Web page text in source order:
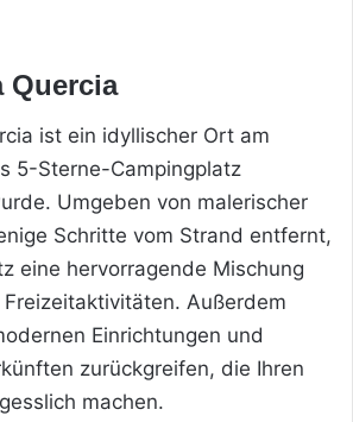
Quercia
ist ein idyllischer Ort am
5-Sterne-Campingplatz
Umgeben von malerischer
Schritte vom Strand entfernt,
eine hervorragende Mischung
Außerdem
Einrichtungen und
zurückgreifen, die Ihren
machen.